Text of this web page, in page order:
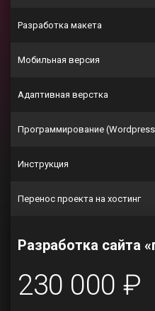
Разработка макета
Мобильная версия
Адаптивная верстка
Программирование
Инструкция
Перенос проекта на хостинг
Разработка сайта
230 000 ₽